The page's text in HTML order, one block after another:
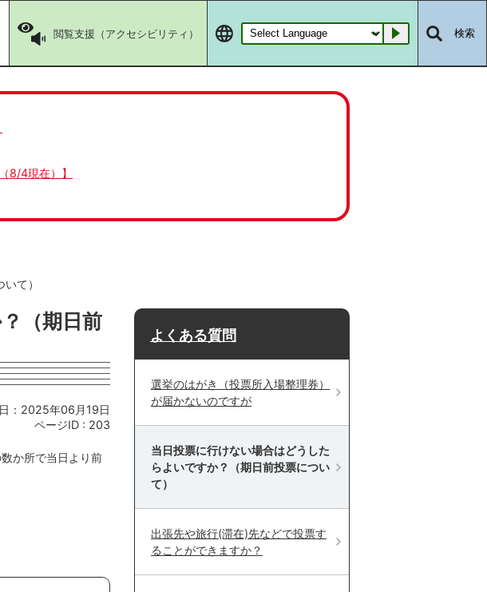
閲覧支援（アクセシビリティ） Go 検索
8/4現在）】
て）
（期日前
：2025年06月19日
ページID : 203
か所で当日より前
よくある質問
選挙のはがき（投票所入場整理券）
が届かないのですが
当日投票に行けない場合はどうした
らよいですか？（期日前投票につい
て）
出張先や旅行(滞在)先などで投票す
ることができますか？